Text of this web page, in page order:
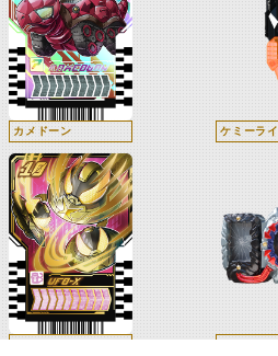
カメドーン ケミーラ